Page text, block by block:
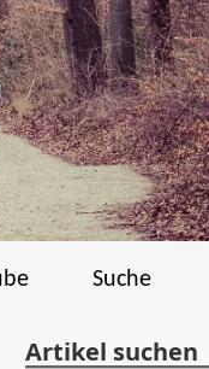
Suche
Artikel suchen